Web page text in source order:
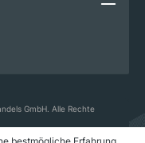
GmbH. Alle Rechte